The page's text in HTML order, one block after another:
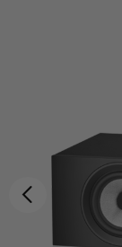
Précédent